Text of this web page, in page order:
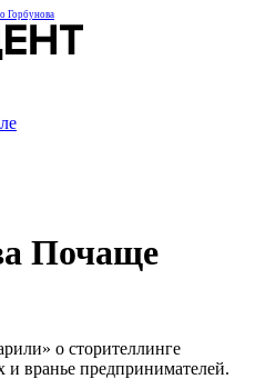
Горбунова
Почаще
о сторителлинге
вранье предпринимателей.